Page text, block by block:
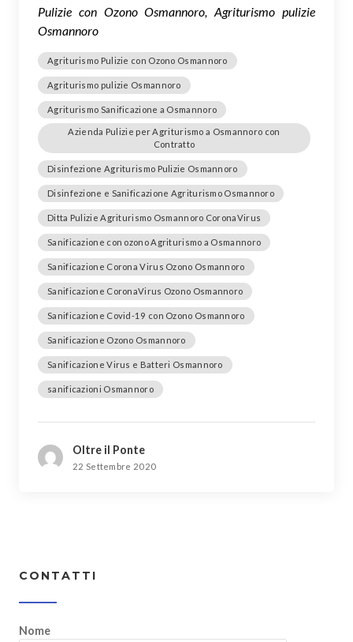
Pulizie con Ozono Osmannoro, Agriturismo pulizie
Osmannoro
Agriturismo Pulizie con Ozono Osmannoro
Agriturismo pulizie Osmannoro
Agriturismo Sanificazione a Osmannoro
Azienda Pulizie per Agriturismo a Osmannoro con
Contratto
Disinfezione Agriturismo Pulizie Osmannoro
Disinfezione e Sanificazione Agriturismo Osmannoro
Ditta Pulizie Agriturismo Osmannoro CoronaVirus
Sanificazione con ozono Agriturismo a Osmannoro
Sanificazione Corona Virus Ozono Osmannoro
Sanificazione CoronaVirus Ozono Osmannoro
Sanificazione Covid-19 con Ozono Osmannoro
Sanificazione Ozono Osmannoro
Sanificazione Virus e Batteri Osmannoro
sanificazioni Osmannoro
Oltre il Ponte
22 Settembre 2020
CONTATTI
Nome